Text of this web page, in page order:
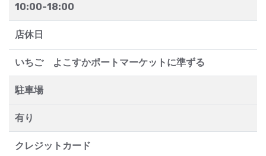
10:00-18:00
店休日
いちご よこすかポートマーケットに準ずる
駐車場
有り
クレジットカード